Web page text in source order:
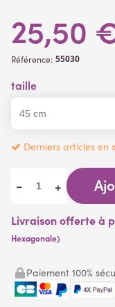
25,50
Référence: 55030
taille
Derniers articles en
- +
Livraison offerte à
Hexagonale)
Paiement 100%